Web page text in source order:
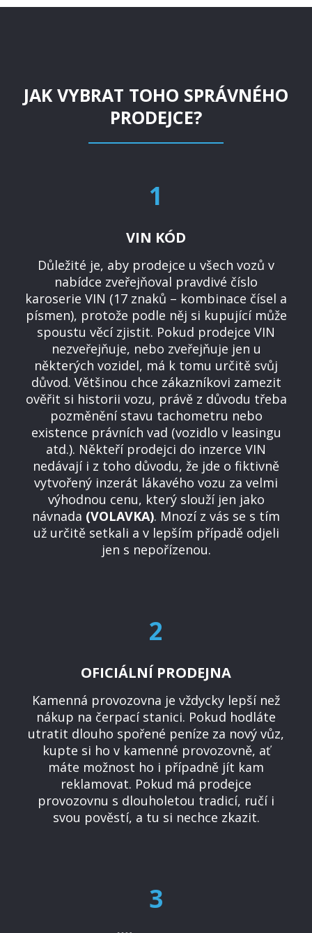
JAK VYBRAT TOHO SPRÁVNÉHO
PRODEJCE?
1
VIN KÓD
Důležité je, aby prodejce u všech vozů v
nabídce zveřejňoval pravdivé číslo
karoserie VIN (17 znaků – kombinace čísel a
písmen), protože podle něj si kupující může
spoustu věcí zjistit. Pokud prodejce VIN
nezveřejňuje, nebo zveřejňuje jen u
některých vozidel, má k tomu určitě svůj
důvod. Většinou chce zákazníkovi zamezit
ověřit si historii vozu, právě z důvodu třeba
pozměnění stavu tachometru nebo
existence právních vad (vozidlo v leasingu
atd.). Někteří prodejci do inzerce VIN
nedávají i z toho důvodu, že jde o fiktivně
vytvořený inzerát lákavého vozu za velmi
výhodnou cenu, který slouží jen jako
návnada (VOLAVKA). Mnozí z vás se s tím
už určitě setkali a v lepším případě odjeli
jen s nepořízenou.
2
OFICIÁLNÍ PRODEJNA
Kamenná provozovna je vždycky lepší než
nákup na čerpací stanici. Pokud hodláte
utratit dlouho spořené peníze za nový vůz,
kupte si ho v kamenné provozovně, ať
máte možnost ho i případně jít kam
reklamovat. Pokud má prodejce
provozovnu s dlouholetou tradicí, ručí i
svou pověstí, a tu si nechce zkazit.
3